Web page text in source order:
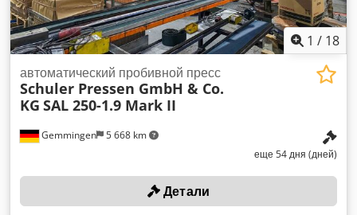
1 / 18
Gemmingen 5 668 km
автоматический пробивной пресс
Schuler Pressen GmbH & Co.
KG SAL 250-1.9 Mark II
еще 54 дня (дней)
Детали